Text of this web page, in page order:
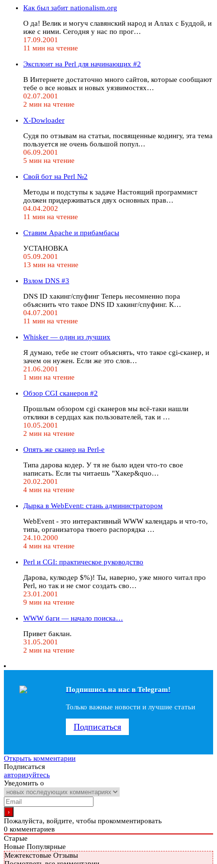
Как был забит nationalism.org
О да! Велик и могуч славянский народ и Аллах с Буддой, и
иже с ними. Сегодня у нас по прог…
17.09.2001
11 мин на чтение
Эксплоит на Perl для начинающих #2
В Интернете достаточно много сайтов, которые сообщают
тебе о все новых и новых уязвимостях…
02.07.2001
2 мин на чтение
X-Dowloader
Судя по отзывам на статьи, посвященные кодингу, эта тема
пользуется не очень большой попул…
06.09.2001
5 мин на чтение
Свой бот на Perl №2
Методы и подступы к задаче Настоящий программист
должен придерживаться двух основных прав…
04.04.2002
11 мин на чтение
Ставим Apache и прибамбасы
УСТАНОВКА
05.09.2001
13 мин на чтение
Взлом DNS #3
DNS ID хакинг/спуфинг Теперь несомненно пора
объяснить что такое DNS ID хакинг/спуфинг. К…
04.07.2001
11 мин на чтение
Whisker — один из лучших
Я думаю, тебе не стоит объяснять, что такое cgi-сканер, и
зачем он нужен. Если же это слов…
21.06.2001
1 мин на чтение
Обзор CGI сканеров #2
Прошлым обзором cgi сканеров мы всё-таки нашли
отклики в сердцах как пользователей, так и …
10.05.2001
2 мин на чтение
Опять же сканер на Perl-е
Типа дарова кодер. У тя не было идеи что-то свое
написать. Если ты читаешь "Хакер&quo…
20.02.2001
4 мин на чтение
Дырка в WebEvent: стань администратором
WebEvent - это интерактивный WWW календарь и что-то,
типа, организатора твоего распорядка …
24.10.2000
4 мин на чтение
Perl и CGI: практическое руководство
Дарова, кулкодер $%)! Ты, наверно, уже много читал про
Perl, но так и не смог создать сво…
23.01.2001
9 мин на чтение
WWW баги — начало поиска…
Привет баклан.
31.05.2001
2 мин на чтение
Подпишись на наc в Telegram!
Только важные новости и лучшие статьи
Подписаться
Открыть комментарии
Подписаться
авторизуйтесь
Уведомить о
Пожалуйста, войдите, чтобы прокомментировать
0 комментариев
Старые
Новые Популярные
Межтекстовые Отзывы